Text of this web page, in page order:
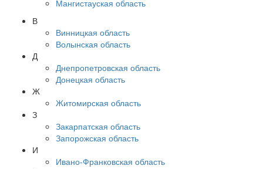
Мангистауская область
В
Винницкая область
Волынская область
Д
Днепропетровская область
Донецкая область
Ж
Житомирская область
З
Закарпатская область
Запорожская область
И
Ивано-Франковская область